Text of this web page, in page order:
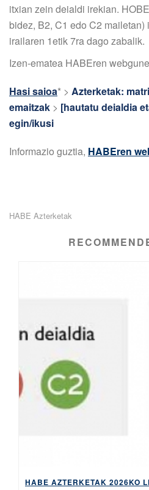
itxian zein deialdi irekian.
bidez, B2, C1 edo C2
irailaren 1etik 7ra dago zabalik.
Izen-ematea HABEren
Hasi saioa* > Azterketak:
emaitzak > [hautatu deialdia
egin/ikusi
Informazio guztia, HABEren
HABE Azterketak